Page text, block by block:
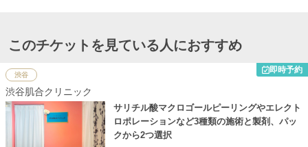
このチケットを見ている人におすすめ
渋谷
即時予約
渋谷肌合クリニック
サリチル酸マクロゴールピーリングやエレクト
ロポレーションなど3種類の施術と製剤、パッ
クから2つ選択